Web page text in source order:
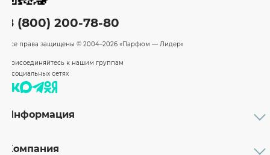
8 (800) 200-78-80
Все права защищены © 2004–2026 «Парфюм — Лидер»
Присоединяйтесь к нашим группам
в социальных сетях
Информация
Бренды
Компания